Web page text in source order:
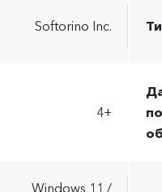
Softorino Inc.
4+
Windows 11 /